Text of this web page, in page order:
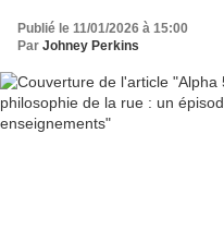
Publié le 11/01/2026 à 15:00
Par Johney Perkins